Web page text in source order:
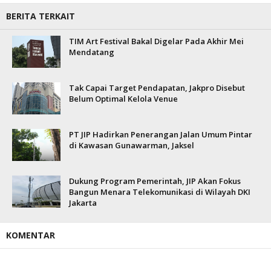
BERITA TERKAIT
TIM Art Festival Bakal Digelar Pada Akhir Mei
Mendatang
Tak Capai Target Pendapatan, Jakpro Disebut
Belum Optimal Kelola Venue
PT JIP Hadirkan Penerangan Jalan Umum Pintar
di Kawasan Gunawarman, Jaksel
Dukung Program Pemerintah, JIP Akan Fokus
Bangun Menara Telekomunikasi di Wilayah DKI
Jakarta
KOMENTAR